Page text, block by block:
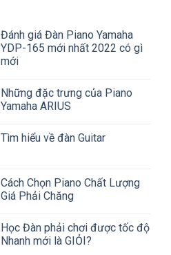
Đánh giá Đàn Piano Yamaha
YDP-165 mới nhất 2022 có gì
mới
Những đặc trưng của Piano
Yamaha ARIUS
Tìm hiểu về đàn Guitar
Cách Chọn Piano Chất Lượng
Giá Phải Chăng
Học Đàn phải chơi được tốc độ
Nhanh mới là GIỎI?